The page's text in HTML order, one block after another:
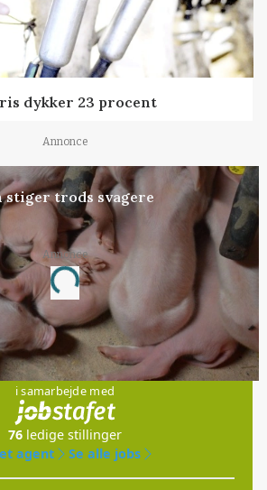
dykker 23 procent
Annonce
stiger trods svagere
Annonce
Loading...
Jobs
i samarbejde med
76 ledige stillinger
agent
Se alle jobs